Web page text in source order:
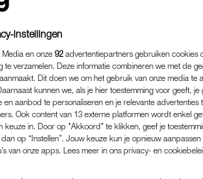
instellingen
Media en onze 92 advertentiepartners gebruiken cookies
te verzamelen. Deze informatie combineren we met de
Dit doen we om het gebruik van onze media te
kunnen we, als je hier toestemming voor geeft,
en aanbod te personaliseren en je relevante
Ook content van 13 externe platformen wordt enkel
keuze in. Door op "Akkoord" te klikken, geef je
op “Instellen”. Jouw keuze kun je opnieuw
van onze apps. Lees meer in ons privacy- en